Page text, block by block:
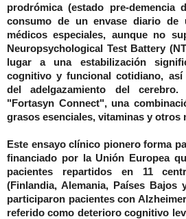
prodrómica (estado pre-demencia
consumo de un envase diario de
médicos especiales, aunque no
Neuropsychological Test Battery
lugar a una estabilización
cognitivo y funcional cotidiano,
del adelgazamiento del
"Fortasyn Connect", una
grasos esenciales, vitaminas y otros
Este ensayo clínico pionero forma
financiado por la Unión Europea
pacientes repartidos en 11
(Finlandia, Alemania, Países Bajos
participaron pacientes con
referido como deterioro cognitivo